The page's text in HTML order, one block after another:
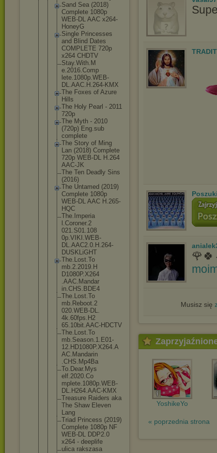
Sand Sea (2018)
Complete 1080p
WEB-DL AAC x264-
HoneyG
Single Princesses
and Blind Dates
COMPLETE 720p
x264 CHDTV
Stay.With.M
e.2016.Comp
lete.1080p.WEB-
DL.AAC. H.264-KMX
The Foxes of Azure
Hills
The Holy Pearl - 2011
720p
The Myth - 2010
(720p) Eng.sub
complete
The Story of Ming
Lan (2018) Complete
720p WEB-DL H.264
AAC-JK
The Ten Deadly Sins
(2016)
The Untamed (2019)
Complete 1080p
WEB-DL AAC H.265-
HQC
The.Imperia
l.Coroner.2
021.S01.108
0p.VIKI.WEB-
DL.AAC2.0. H.264-
DUSKLiGHT
The.Lost.To
mb.2.2019.H
D1080P.X264
.AAC.Mandar
in.CHS.BDE4
The.Lost.To
mb.Reboot.2
020.WEB-DL.
4k.60fps.H2
65.10bit.AAC-HDCTV
The.Lost.To
mb.Season.1.E01-
12.HD1080P.X264.A
AC.Mandarin
.CHS.Mp4Ba
To.Dear.Mys
elf.2020.Co
mplete.1080p.WEB-
DL.H264.AAC-KMX
Treasure Raiders aka
The Shaw Eleven
Lang
Triad Princess (2019)
Complete 1080p NF
WEB-DL DDP2.0
x264 - deeplife
ulica rakszasa
Musisz się
YoshikeYo
« poprzednia strona